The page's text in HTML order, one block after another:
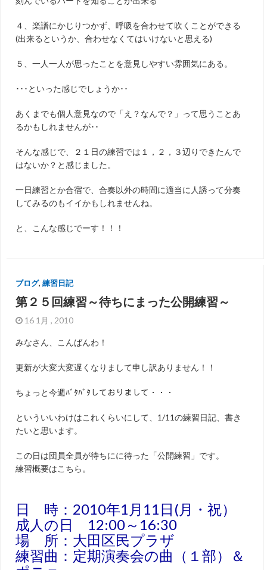
４、楽譜にかじりつかず、呼吸を合わせて吹くことができる
(出来るというか、合わせなくてはいけないと思える)
５、一人一人が思ったことを意見しやすい雰囲気にある。
･･･といった感じでしょうか･･
あくまでも個人意見なので「え？なんで？」って思うことあ
るかもしれませんが･･
そんな感じで、２１日の練習では１，２，３辺りできたんで
はないか？と感じました。
一日練習とか合宿で、合奏以外の時間に適当に人誘って分奏
してみるのもイイかもしれませんね。
と、こんな感じでーす！！！
ブログ, 練習日記
第２５回練習～待ちにまった公開練習～
16 1月 , 2010
みなさん、こんばんわ！
更新が大変大変遅くなりまして申し訳ありません！！
ちょっと今週ﾊﾞﾀﾊﾞﾀしておりまして・・・
といういいわけはこれくらいにして、1/11の練習日記、書き
たいと思います。
この日は団員全員が待ちにに待った「公開練習」です。
練習概要はこちら。
日 時：2010年1月11日(月・祝）
成人の日 12:00～16:30
場 所：大田区民プラザ
練習曲：定期演奏会の曲（１部）＆